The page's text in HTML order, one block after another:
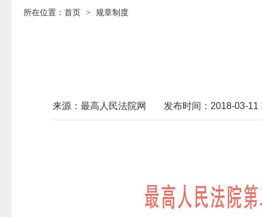
所在位置： 首页 > 规章制度
来源：最高人民法院网 发布时间：2018-03-11